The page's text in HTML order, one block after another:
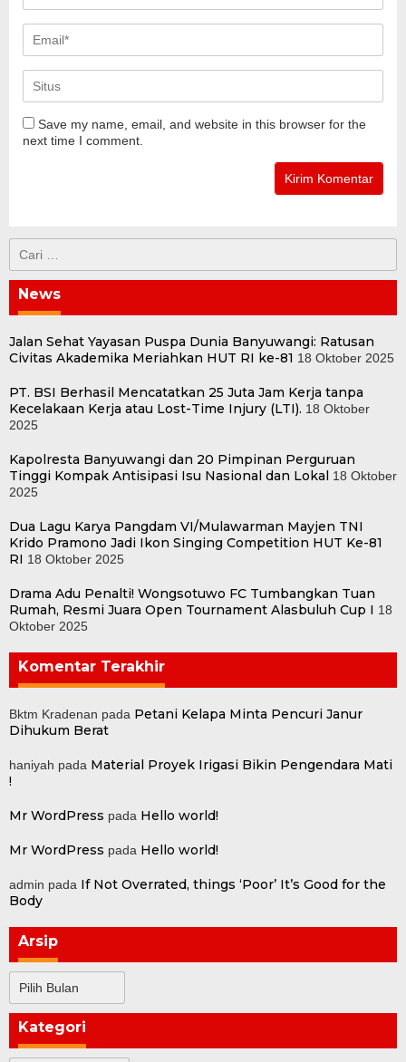
Save my name, email, and website in this browser for the
next time I comment.
Cari
untuk:
News
Jalan Sehat Yayasan Puspa Dunia Banyuwangi: Ratusan
Civitas Akademika Meriahkan HUT RI ke-81 18 Oktober 2025
PT. BSI Berhasil Mencatatkan 25 Juta Jam Kerja tanpa
Kecelakaan Kerja atau Lost-Time Injury (LTI). 18 Oktober
2025
Kapolresta Banyuwangi dan 20 Pimpinan Perguruan
Tinggi Kompak Antisipasi Isu Nasional dan Lokal 18 Oktober
2025
Dua Lagu Karya Pangdam VI/Mulawarman Mayjen TNI
Krido Pramono Jadi Ikon Singing Competition HUT Ke-81
RI 18 Oktober 2025
Drama Adu Penalti! Wongsotuwo FC Tumbangkan Tuan
Rumah, Resmi Juara Open Tournament Alasbuluh Cup I 18
Oktober 2025
Komentar Terakhir
Bktm Kradenan pada Petani Kelapa Minta Pencuri Janur
Dihukum Berat
haniyah pada Material Proyek Irigasi Bikin Pengendara Mati
!
Mr WordPress pada Hello world!
Mr WordPress pada Hello world!
admin pada If Not Overrated, things ‘Poor’ It’s Good for the
Body
Arsip
Arsip
Kategori